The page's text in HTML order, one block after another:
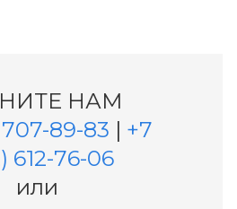
НАМ
89-83 | +7
612-76-06
или